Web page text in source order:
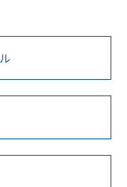
、以下を必ずお読
型式承認
ランス
KR型式
（韓国
No